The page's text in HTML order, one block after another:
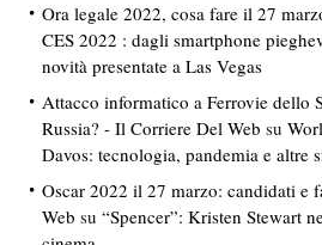
Ora legale 2022, cosa fare il 27
CES 2022 : dagli smartphone
novità presentate a Las Vegas
Attacco informatico a Ferrovie dello
Russia? - Il Corriere Del Web su
Davos: tecnologia, pandemia e altre
Oscar 2022 il 27 marzo: candidati e
Web su “Spencer”: Kristen Stewart